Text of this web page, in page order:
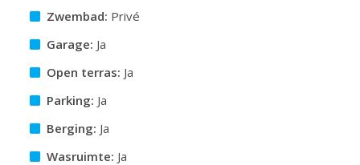
Zwembad: Privé
Garage: Ja
Open terras: Ja
Parking: Ja
Berging: Ja
Wasruimte: Ja